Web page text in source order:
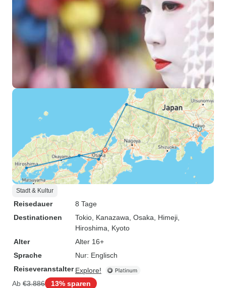
Stadt & Kultur
Reisedauer
8 Tage
Destinationen
Tokio , Kanazawa , Osaka , Himeji
Hiroshima , Kyoto
Alter
Alter 16+
Sprache
Nur: Englisch
Reiseveranstalter Explore!
Ab €3.886 13% sparen